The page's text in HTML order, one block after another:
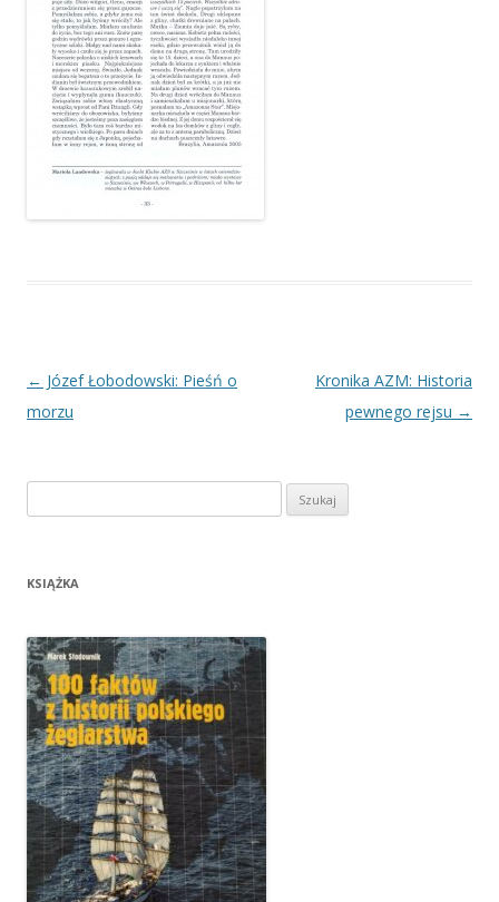
Nawigacja
wpisu
← Józef Łobodowski: Pieśń o
morzu
Kronika AZM: Historia
pewnego rejsu →
KSIĄŻKA